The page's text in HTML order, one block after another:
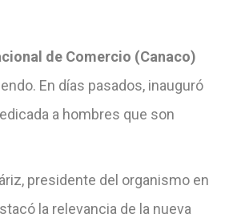
de Comercio (Canaco)
En días pasados, inauguró
a hombres que son
presidente del organismo en
la relevancia de la nueva